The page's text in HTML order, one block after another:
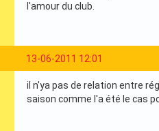
l'amour du club.
13-06-2011 12:01
il n'ya pas de relation entre
saison comme l'a été le cas